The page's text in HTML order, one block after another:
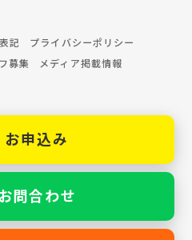
記
プライバシーポリシー
募集
メディア掲載情報
お申込み
問合わせ